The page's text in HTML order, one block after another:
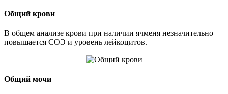
Общий крови
В общем анализе крови при наличии ячменя незначительно
повышается СОЭ и уровень лейкоцитов.
Общий мочи